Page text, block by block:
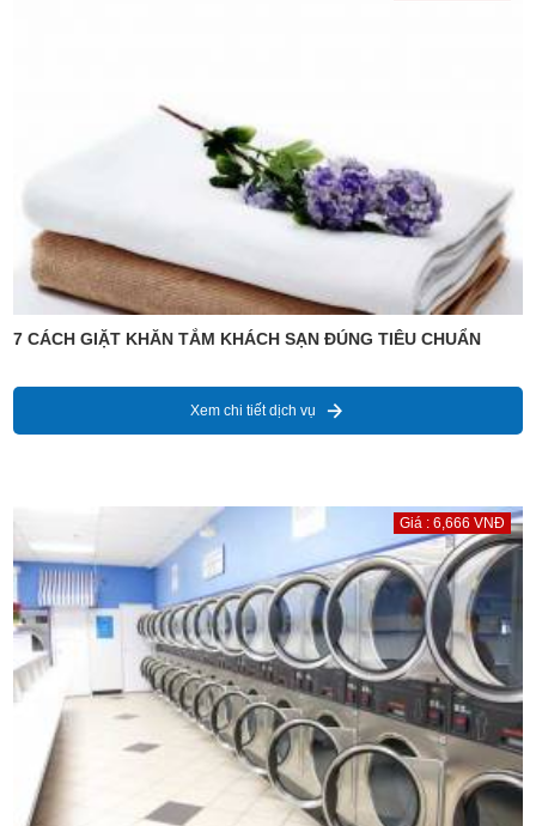
7 CÁCH GIẶT KHĂN TẮM KHÁCH SẠN ĐÚNG TIÊU CHUẨN
Xem chi tiết dịch vụ
Giá : 6,666 VNĐ